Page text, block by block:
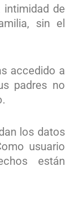
de
sin el
accedido a
padres no
los datos
usuario
están